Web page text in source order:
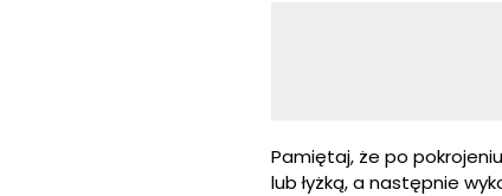
Pamiętaj, że po
lub łyżką, a następnie